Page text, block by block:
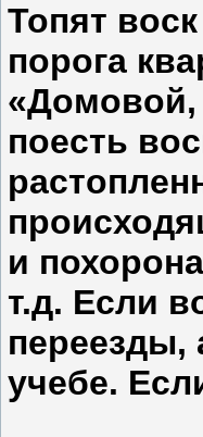
Топят
порога
«Домовой,
поесть
и
т.д. Если
переезды,
учебе.